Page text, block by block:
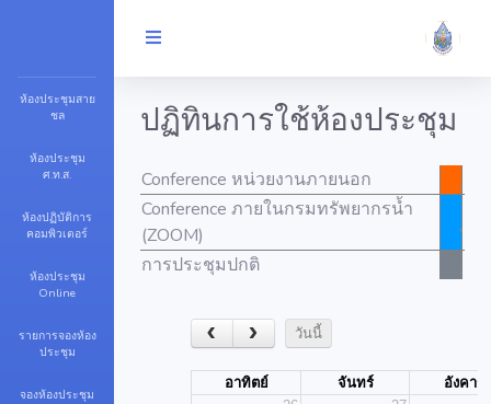
ห้องประชุมสาย
ชล
ห้องประชุม
ศ.ท.ส.
ห้องปฏิบัติการ
คอมพิวเตอร์
ห้องประชุม
Online
รายการจองห้อง
ประชุม
จองห้องประชุม
ปฏิทินการใช้ห้องประชุม
Conference หน่วยงานภายนอก
Conference ภายในกรมทรัพยากรน้ำ
(ZOOM)
การประชุมปกติ